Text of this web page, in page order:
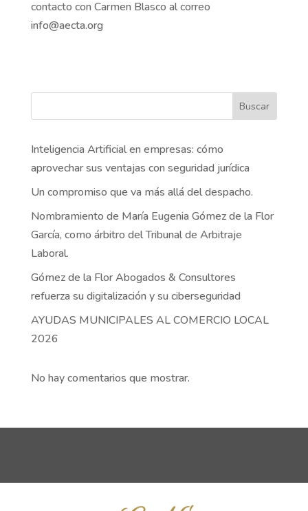
contacto con Carmen Blasco al correo
info@aecta.org
Buscar
Inteligencia Artificial en empresas: cómo
aprovechar sus ventajas con seguridad jurídica
Un compromiso que va más allá del despacho.
Nombramiento de María Eugenia Gómez de la Flor
García, como árbitro del Tribunal de Arbitraje
Laboral.
Gómez de la Flor Abogados & Consultores
refuerza su digitalización y su ciberseguridad
AYUDAS MUNICIPALES AL COMERCIO LOCAL
2026
No hay comentarios que mostrar.